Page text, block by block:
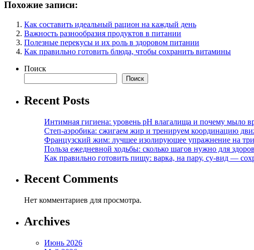
Похожие записи:
Как составить идеальный рацион на каждый день
Важность разнообразия продуктов в питании
Полезные перекусы и их роль в здоровом питании
Как правильно готовить блюда, чтобы сохранить витамины
Поиск
Поиск
Recent Posts
Интимная гигиена: уровень pH влагалища и почему мыло
Степ-аэробика: сжигаем жир и тренируем координацию
Французский жим: лучшее изолирующее упражнение на
Польза ежедневной ходьбы: сколько шагов нужно для
Как правильно готовить пищу: варка, на пару, су-вид —
Recent Comments
Нет комментариев для просмотра.
Archives
Июнь 2026